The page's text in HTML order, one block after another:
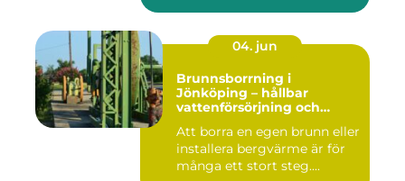
04. jun
Brunnsborrning i
Jönköping – hållbar
vattenförsörjning och
Att borra en egen brunn eller
installera bergvärme är för
många ett stort steg....